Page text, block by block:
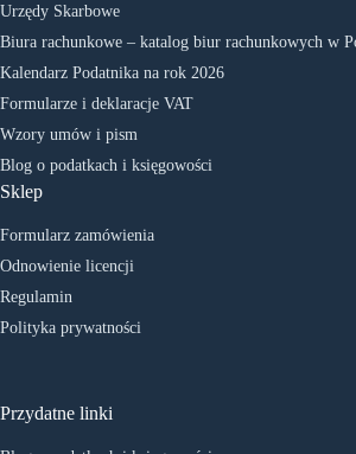
Urzędy Skarbowe
Biura rachunkowe – katalog biur rachunkowych w
Kalendarz Podatnika na rok 2026
Formularze i deklaracje VAT
Wzory umów i pism
Blog o podatkach i księgowości
Sklep
Formularz zamówienia
Odnowienie licencji
Regulamin
Polityka prywatności
Przydatne linki